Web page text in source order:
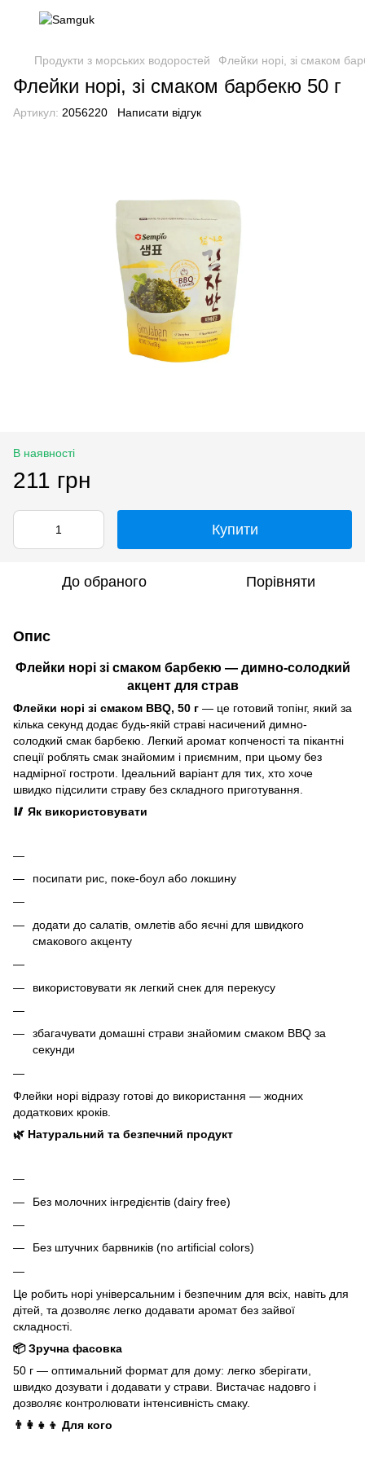
Продукти з морських водоростей Флейки норі, зі смаком
Флейки норі, зі смаком барбекю 50 г
Артикул: 2056220 Написати відгук
В наявності
211 грн
Купити
До обраного Порівняти
Опис
Флейки норі зі смаком барбекю — димно-солодкий
акцент для страв
Флейки норі зі смаком BBQ, 50 г — це готовий топінг, який за
кілька секунд додає будь-якій страві насичений димно-
солодкий смак барбекю. Легкий аромат копченості та пікантні
спеції роблять смак знайомим і приємним, при цьому без
надмірної гостроти. Ідеальний варіант для тих, хто хоче
швидко підсилити страву без складного приготування.
🥢 Як використовувати
посипати рис, поке-боул або локшину
додати до салатів, омлетів або яєчні для швидкого
смакового акценту
використовувати як легкий снек для перекусу
збагачувати домашні страви знайомим смаком BBQ за
секунди
Флейки норі відразу готові до використання — жодних
додаткових кроків.
🌿 Натуральний та безпечний продукт
Без молочних інгредієнтів (dairy free)
Без штучних барвників (no artificial colors)
Це робить норі універсальним і безпечним для всіх, навіть для
дітей, та дозволяє легко додавати аромат без зайвої
складності.
📦 Зручна фасовка
50 г — оптимальний формат для дому: легко зберігати,
швидко дозувати і додавати у страви. Вистачає надовго і
дозволяє контролювати інтенсивність смаку.
👨‍👩‍👧‍👦 Для кого